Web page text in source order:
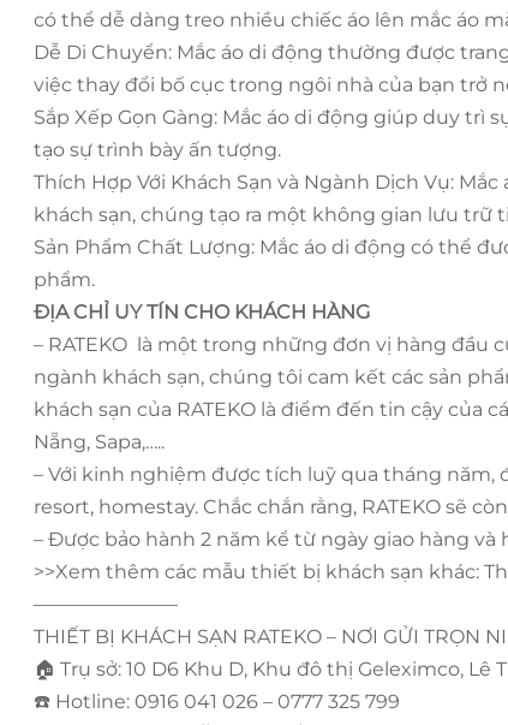
có thể dễ dàng treo nhiều chiếc áo lên mắc áo
Dễ Di Chuyển: Mắc áo di động thường được
việc thay đổi bố cục trong ngôi nhà của bạn trở
Sắp Xếp Gọn Gàng: Mắc áo di động giúp duy
tạo sự trình bày ấn tượng.
Thích Hợp Với Khách Sạn và Ngành Dịch Vụ:
khách sạn, chúng tạo ra một không gian lưu
Sản Phẩm Chất Lượng: Mắc áo di động có thể
phẩm.
ĐỊA CHỈ UY TÍN CHO KHÁCH HÀNG
– RATEKO là một trong những đơn vị hàng đầu
ngành khách sạn, chúng tôi cam kết các sản
khách sạn của RATEKO là điểm đến tin cậy của
Nẵng, Sapa,…..
– Với kinh nghiệm được tích luỹ qua tháng năm,
resort, homestay. Chắc chắn rằng, RATEKO sẽ
– Được bảo hành 2 năm kể từ ngày giao hàng và
>>Xem thêm các mẫu thiết bị khách sạn khác:
———————–
THIẾT BỊ KHÁCH SẠN RATEKO – NƠI GỬI TRỌN
🏠 Trụ sở: 10 D6 Khu D, Khu đô thị Geleximco, Lê
☎️ Hotline: 0916 041 026 – 0777 325 799